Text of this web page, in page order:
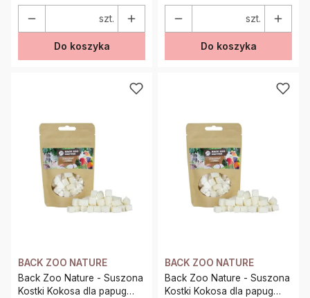
szt.
Do koszyka
szt.
Do koszyka
BACK ZOO NATURE
Back Zoo Nature - Suszona
Kostki Kokosa dla papug
BACK ZOO NATURE
Back Zoo Nature - Suszona
Kostki Kokosa dla papug